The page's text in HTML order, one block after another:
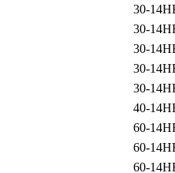
30-
30-
30-
30-
30-
40-
60-
60-
60-